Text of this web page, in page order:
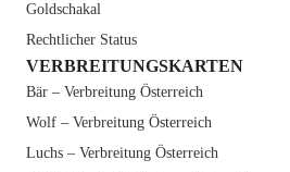
Goldschakal
Rechtlicher Status
VERBREITUNGSKARTEN
Bär – Verbreitung Österreich
Wolf – Verbreitung Österreich
Luchs – Verbreitung Österreich